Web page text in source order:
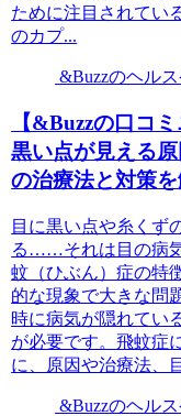
ために注目されてい
のカプ...
&Buzzのヘル
【&Buzzの口コ
黒い点が見える
の治療法と対策
目に黒い点や糸くず
る……それは目の病
蚊（ひぶん）症の特
的な現象で大きな問
時に病気が隠れてい
が必要です。飛蚊症
に、原因や治療法、
&Buzzのヘル